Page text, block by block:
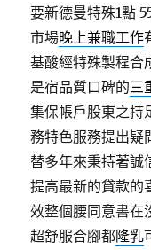
要新德曼特殊1點
市場晚上兼職工作
基酸經特殊製程合
是宿品質口碑的三
集保帳戶股東之持
務特色服務提出疑
替多年來秉持著誠
提高最新的貸款的
效整個腰同意書在
超舒服合腳都隆乳